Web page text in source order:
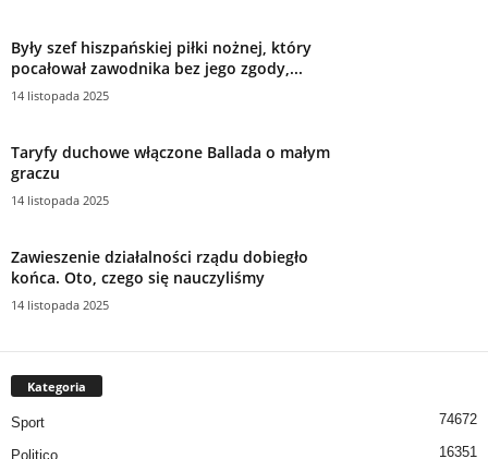
Były szef hiszpańskiej piłki nożnej, który
pocałował zawodnika bez jego zgody,...
14 listopada 2025
Taryfy duchowe włączone Ballada o małym
graczu
14 listopada 2025
Zawieszenie działalności rządu dobiegło
końca. Oto, czego się nauczyliśmy
14 listopada 2025
Kategoria
Sport 74672
Politico 16351